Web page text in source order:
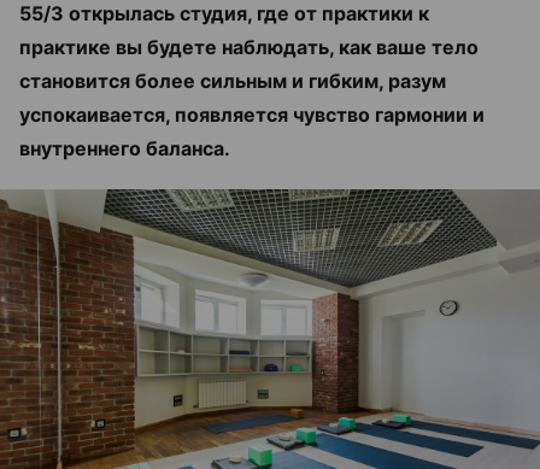
55/3 открылась студия, где от практики к
практике вы будете наблюдать, как ваше тело
становится более сильным и гибким, разум
успокаивается, появляется чувство гармонии и
внутреннего баланса.